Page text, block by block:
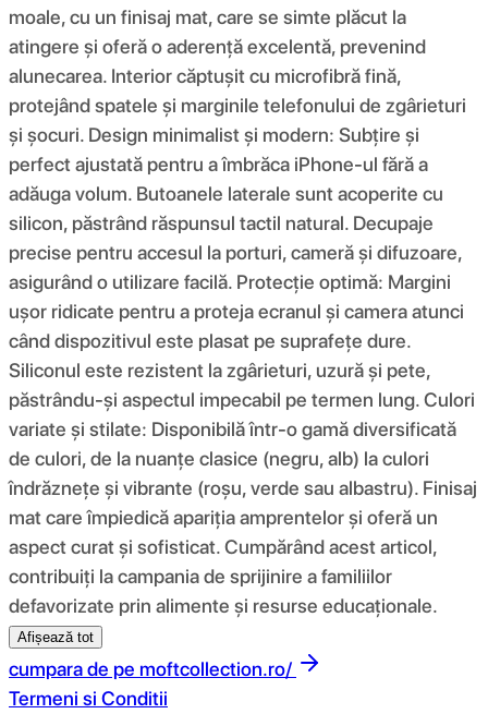
moale, cu un finisaj mat, care se simte plăcut la
atingere și oferă o aderență excelentă, prevenind
alunecarea. Interior căptușit cu microfibră fină,
protejând spatele și marginile telefonului de zgârieturi
și șocuri. Design minimalist și modern: Subțire și
perfect ajustată pentru a îmbrăca iPhone-ul fără a
adăuga volum. Butoanele laterale sunt acoperite cu
silicon, păstrând răspunsul tactil natural. Decupaje
precise pentru accesul la porturi, cameră și difuzoare,
asigurând o utilizare facilă. Protecție optimă: Margini
ușor ridicate pentru a proteja ecranul și camera atunci
când dispozitivul este plasat pe suprafețe dure.
Siliconul este rezistent la zgârieturi, uzură și pete,
păstrându-și aspectul impecabil pe termen lung. Culori
variate și stilate: Disponibilă într-o gamă diversificată
de culori, de la nuanțe clasice (negru, alb) la culori
îndrăznețe și vibrante (roșu, verde sau albastru). Finisaj
mat care împiedică apariția amprentelor și oferă un
aspect curat și sofisticat. Cumpărând acest articol,
contribuiți la campania de sprijinire a familiilor
defavorizate prin alimente și resurse educaționale.
Afișează tot
cumpara de pe moftcollection.ro/
Termeni si Conditii